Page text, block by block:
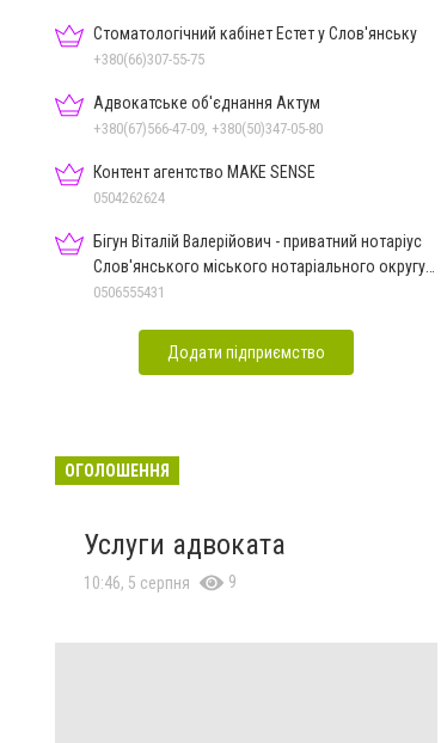
Стоматологічний кабінет Естет у Слов'янську
+380(66)307-55-75
Адвокатське об'єднання Актум
+380(67)566-47-09, +380(50)347-05-80
Контент агентство MAKE SENSE
0504262624
Бігун Віталій Валерійович - приватний нотаріус
Слов'янського міського нотаріального округу
Дон.обл.
0506555431
Додати підприємство
ОГОЛОШЕННЯ
Услуги адвоката
10:46, 5 серпня 9